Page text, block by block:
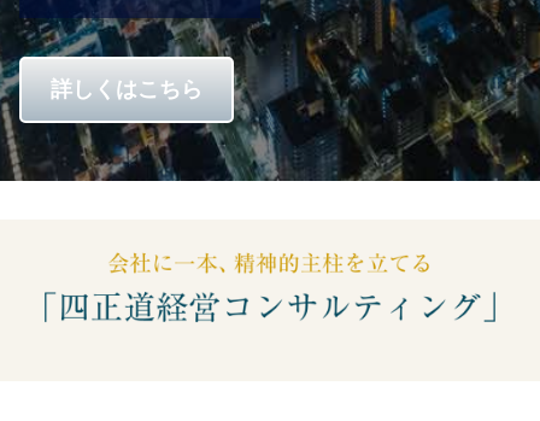
詳しくはこちら